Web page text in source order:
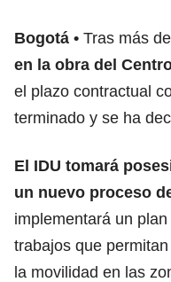
Bogotá Tras más de
en la obra del
el plazo contractual
terminado y se ha
El IDU tomará
un nuevo proceso
implementará un
trabajos que
la movilidad en las